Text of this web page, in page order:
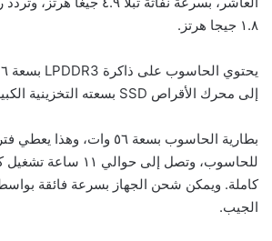
١.٨ جيجا هرتز.
إلى محرك الأقراص SSD بسعته التخزينية الكبيرة بسعة ١ تيرابايت.
بطارية الحاسوب بسعة ٥٦ وات،
للحاسوب، وتصل إلى
كاملة. ويمكن شحن الجهاز بسرعة فائقة
الجيب.